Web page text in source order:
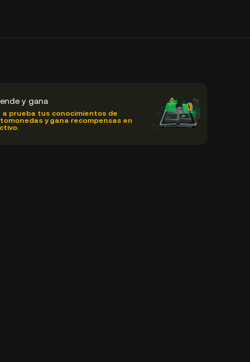
y gana
a prueba tus conocimientos de
y gana recompensas en